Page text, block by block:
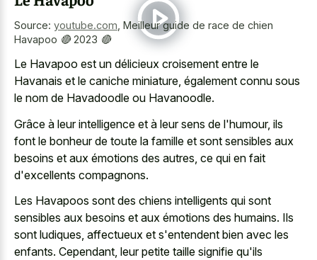
Source: youtube.com Meilleur guide de race de chien
Havapoo 🔴 2023 🔴
Le Havapoo est un délicieux croisement entre le
Havanais et le caniche miniature, également connu sous
le nom de Havadoodle ou Havanoodle.
Grâce à leur intelligence et à leur sens de l'humour, ils
font le bonheur de toute la famille et sont sensibles aux
besoins et aux émotions des autres, ce qui en fait
d'excellents compagnons.
Les Havapoos sont des chiens intelligents qui sont
sensibles aux besoins et aux émotions des humains. Ils
sont ludiques, affectueux et s'entendent bien avec les
enfants. Cependant, leur petite taille signifie qu'ils